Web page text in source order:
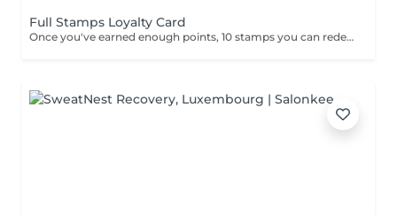
Full Stamps Loyalty Card
Once you've earned enough points, 10 stamps you can redeem them for a discount 30 minutes free.